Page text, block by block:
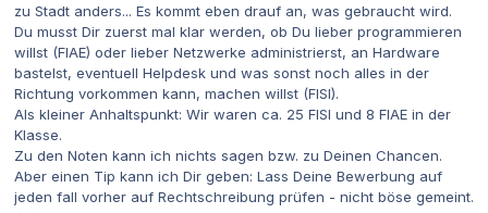
zu Stadt anders... Es kommt eben drauf an, was gebraucht wird.
Du musst Dir zuerst mal klar werden, ob Du lieber programmieren
willst (FIAE) oder lieber Netzwerke administrierst, an Hardware
bastelst, eventuell Helpdesk und was sonst noch alles in der
Richtung vorkommen kann, machen willst (FISI).
Als kleiner Anhaltspunkt: Wir waren ca. 25 FISI und 8 FIAE in der
Klasse.
Zu den Noten kann ich nichts sagen bzw. zu Deinen Chancen.
Aber einen Tip kann ich Dir geben: Lass Deine Bewerbung auf
jeden fall vorher auf Rechtschreibung prüfen - nicht böse gemeint.